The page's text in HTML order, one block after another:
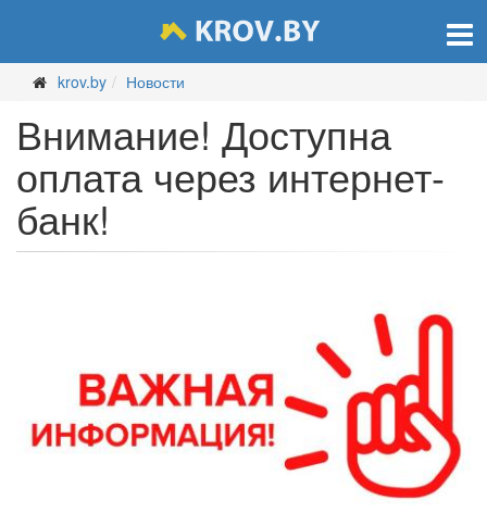
krov.by Новости
Внимание! Доступна
оплата через интернет-
банк!